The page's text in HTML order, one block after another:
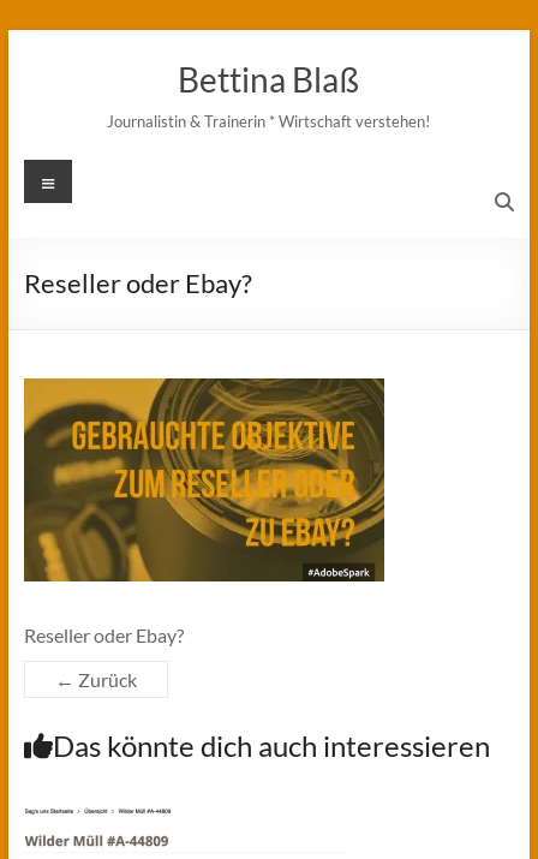
Bettina Blaß
Journalistin & Trainerin * Wirtschaft verstehen!
Menü
Reseller oder Ebay?
Reseller oder Ebay?
← Zurück
Das könnte dich auch interessieren